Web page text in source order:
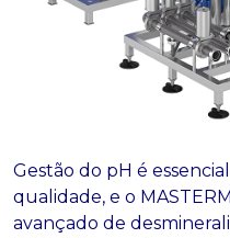
Gestão do pH é
qualidade, e o
avançado de